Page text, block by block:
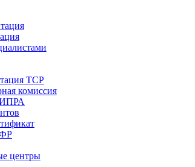
ТСР
комиссия
ИПРА
центры